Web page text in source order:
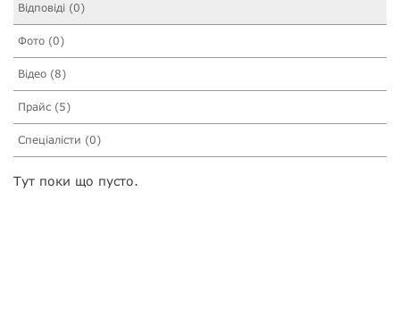
Відповіді (0)
Фото (0)
Відео (8)
Прайс (5)
Спеціалісти (0)
Тут поки що пусто.